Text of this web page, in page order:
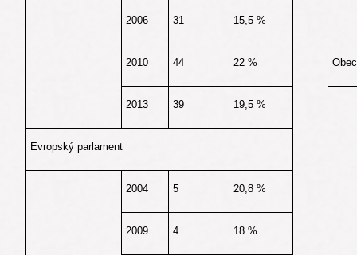
2006 31 15,5 %
2010 44 22 %
2013 39 19,5 %
Evropský parlament
2004 5 20,8 %
2009 4 18 %